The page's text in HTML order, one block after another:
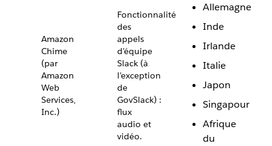
Amazon
Chime
(par
Amazon
Web
Services,
Inc.)
Fonctionnalité
des
appels
d’équipe
Slack (à
l’exception
de
GovSlack) :
flux
audio et
vidéo.
Allemagne
Inde
Irlande
Italie
Japon
Singapour
Afrique
du